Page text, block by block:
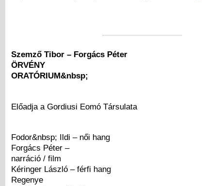
Szemző Tibor – Forgács Péter
ÖRVÉNY
ORATÓRIUM&nbsp;
Előadja a Gordiusi Eomó Társulata
Fodor&nbsp; Ildi – női hang
Forgács Péter –
narráció / film
Kéringer László – férfi hang
Regenye